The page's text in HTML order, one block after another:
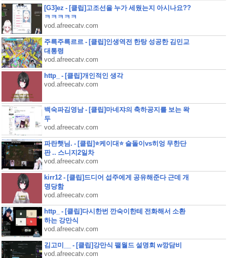
[G3]ez - [클립]고조선을 누가 세웠는지 아시나요??
ㅋㅋㅋㅋㅋ
vod.afreecatv.com
주륵주륵르르 - [클립]인생역전 한탕 성공한 김민교
대통령
vod.afreecatv.com
http_ - [클립]개인적인 생각
vod.afreecatv.com
백숙파김영남 - [클립]마네쟈의 축하공지를 보는 왁
두
vod.afreecatv.com
파란햇님. - [클립]⭐케이대⭐ 슬돌이vs히엉 무한단
판 .. 스니지2일차
vod.afreecatv.com
kirr12 - [클립]드디어 섭주에게 공유해준다 근데 개
명당함
vod.afreecatv.com
http_ - [클립]다시한번 깐숙이한테 전화해서 소환
하는 강만식
vod.afreecatv.com
김고미__ - [클립]강만식 팰월드 설명회 w깡담비
vod.afreecatv.com